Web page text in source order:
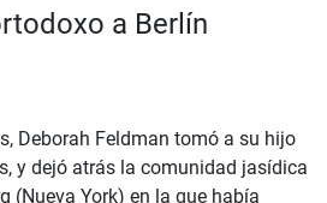
a Berlín
Deborah Feldman tomó a su hijo
y dejó atrás la comunidad jasídica
(Nueva York) en la que había